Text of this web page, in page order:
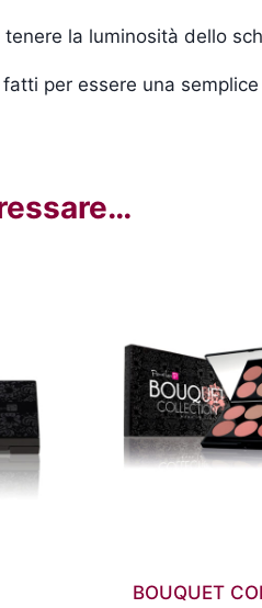
la luminosità dello
per essere una
BOUQUET